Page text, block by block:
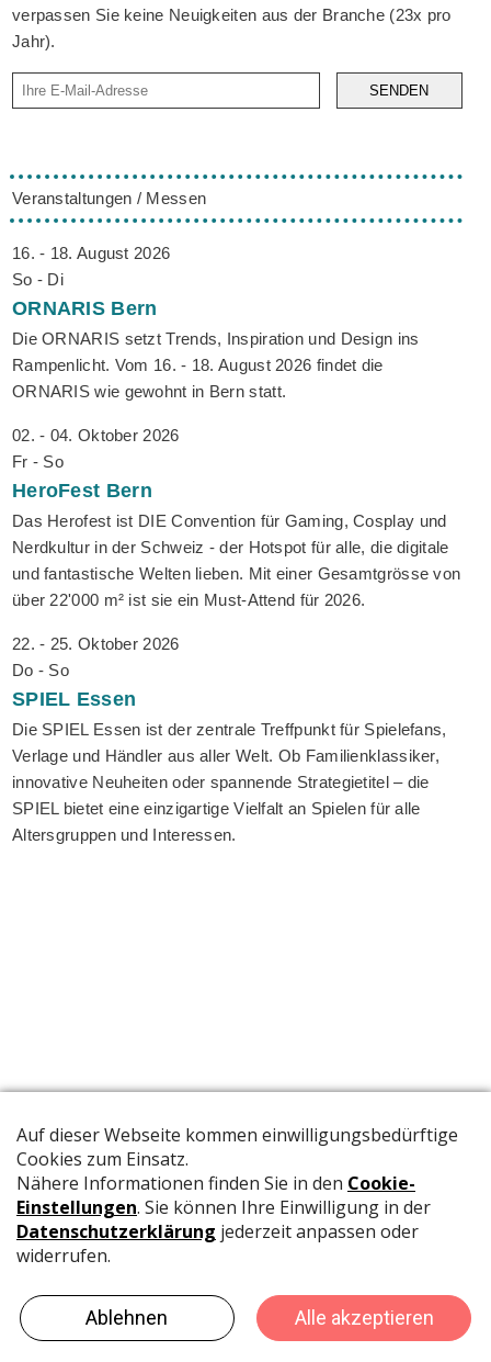
verpassen Sie keine Neuigkeiten aus der Branche (23x pro
Jahr).
SENDEN
Veranstaltungen / Messen
16. - 18. August 2026
So - Di
ORNARIS Bern
Die ORNARIS setzt Trends, Inspiration und Design ins
Rampenlicht. Vom 16. - 18. August 2026 findet die
ORNARIS wie gewohnt in Bern statt.
02. - 04. Oktober 2026
Fr - So
HeroFest Bern
Das Herofest ist DIE Convention für Gaming, Cosplay und
Nerdkultur in der Schweiz - der Hotspot für alle, die digitale
und fantastische Welten lieben. Mit einer Gesamtgrösse von
über 22'000 m² ist sie ein Must-Attend für 2026.
22. - 25. Oktober 2026
Do - So
SPIEL Essen
Die SPIEL Essen ist der zentrale Treffpunkt für Spielefans,
Verlage und Händler aus aller Welt. Ob Familienklassiker,
innovative Neuheiten oder spannende Strategietitel – die
SPIEL bietet eine einzigartige Vielfalt an Spielen für alle
Altersgruppen und Interessen.
Die offizielle Publikation der Schweizer Papeterien informiert
Meldungen aus der Branche.